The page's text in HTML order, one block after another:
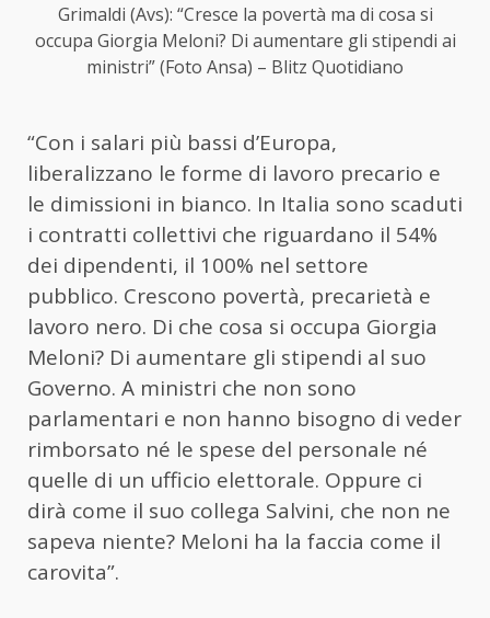
Grimaldi (Avs): “Cresce la povertà ma di cosa si
occupa Giorgia Meloni? Di aumentare gli stipendi ai
ministri” (Foto Ansa) – Blitz Quotidiano
“Con i salari più bassi d’Europa,
liberalizzano le forme di lavoro precario e
le dimissioni in bianco. In Italia sono scaduti
i contratti collettivi che riguardano il 54%
dei dipendenti, il 100% nel settore
pubblico. Crescono povertà, precarietà e
lavoro nero. Di che cosa si occupa Giorgia
Meloni? Di aumentare gli stipendi al suo
Governo. A ministri che non sono
parlamentari e non hanno bisogno di veder
rimborsato né le spese del personale né
quelle di un ufficio elettorale. Oppure ci
dirà come il suo collega Salvini, che non ne
sapeva niente? Meloni ha la faccia come il
carovita”.